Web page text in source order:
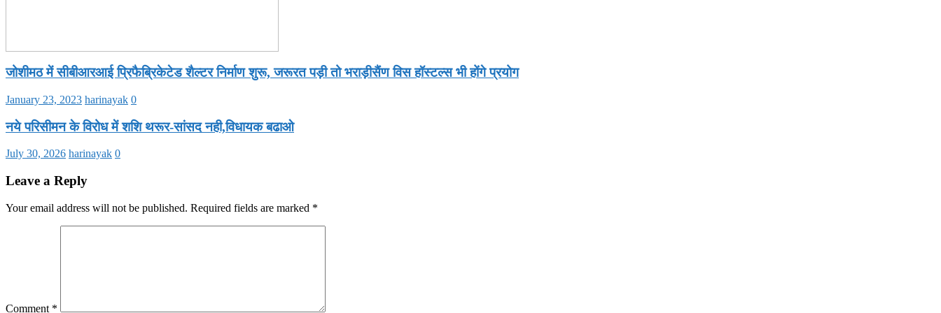
जोशीमठ में सीबीआरआई प्रिफैब्रिकेटेड शैल्टर निर्माण शुरू, जरूरत पड़ी तो भराड़ीसैंण विस हॉस्टल्स भी होंगे प्रयोग
January 23, 2023 harinayak 0
नये परिसीमन के विरोध में शशि थरूर-सांसद नही,विधायक बढाओ
July 30, 2026 harinayak 0
Leave a Reply
Your email address will not be published. Required fields are marked *
Comment *